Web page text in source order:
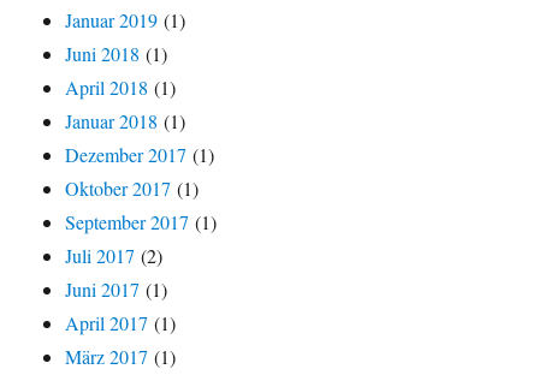
Januar 2019 (1)
Juni 2018 (1)
April 2018 (1)
Januar 2018 (1)
Dezember 2017 (1)
Oktober 2017 (1)
September 2017 (1)
Juli 2017 (2)
Juni 2017 (1)
April 2017 (1)
März 2017 (1)